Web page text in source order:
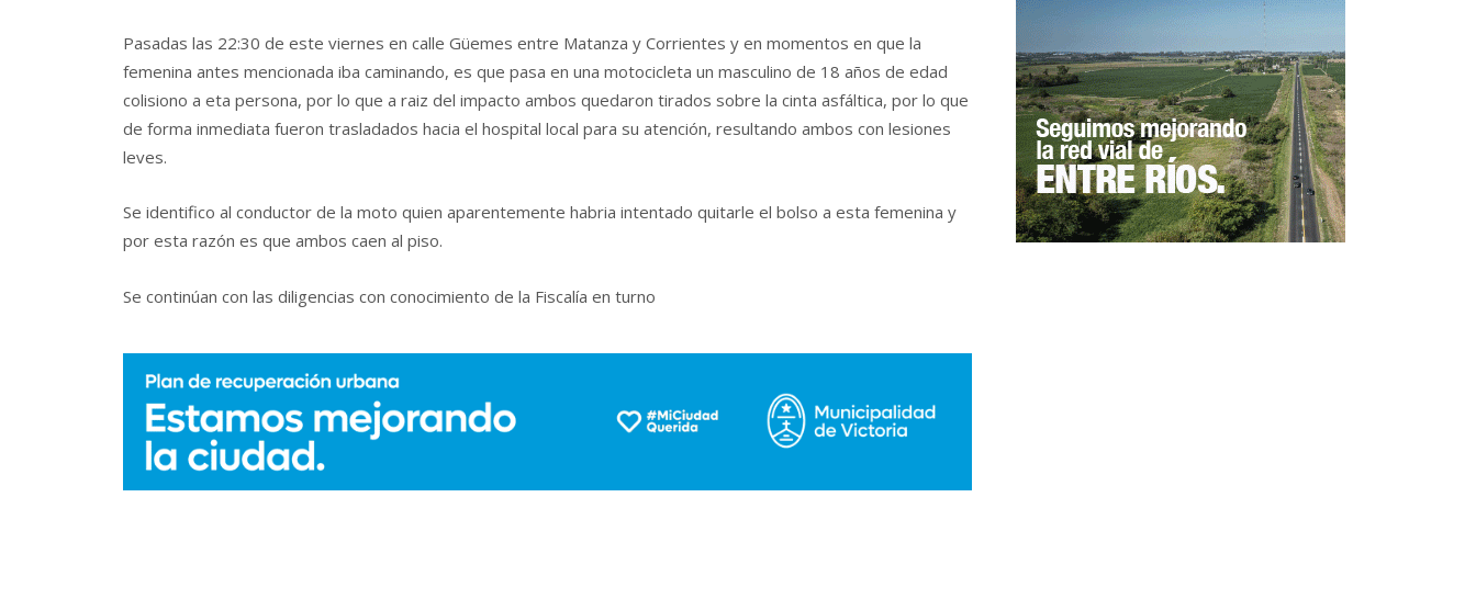
Pasadas las 22:30 de este viernes en calle Güemes entre Matanza y Corrientes y en momentos en que la
femenina antes mencionada iba caminando, es que pasa en una motocicleta un masculino de 18 años de edad
colisiono a eta persona, por lo que a raiz del impacto ambos quedaron tirados sobre la cinta asfáltica, por lo que
de forma inmediata fueron trasladados hacia el hospital local para su atención, resultando ambos con lesiones
leves.
Se identifico al conductor de la moto quien aparentemente habria intentado quitarle el bolso a esta femenina y
por esta razón es que ambos caen al piso.
Se continúan con las diligencias con conocimiento de la Fiscalía en turno